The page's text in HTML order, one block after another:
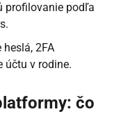
profilovanie podľa
heslá, 2FA
účtu v rodine.
čo